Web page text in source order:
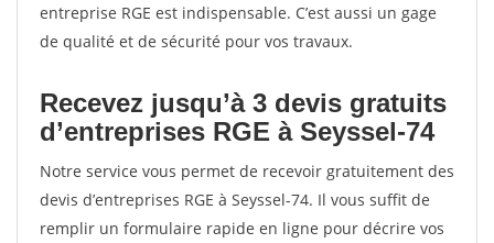
entreprise RGE est indispensable. C’est aussi un gage
de qualité et de sécurité pour vos travaux.
Recevez jusqu’à 3 devis gratuits
d’entreprises RGE à Seyssel-74
Notre service vous permet de recevoir gratuitement des
devis d’entreprises RGE à Seyssel-74. Il vous suffit de
remplir un formulaire rapide en ligne pour décrire vos